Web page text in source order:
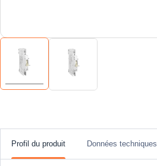
Profil du produit Données techniques